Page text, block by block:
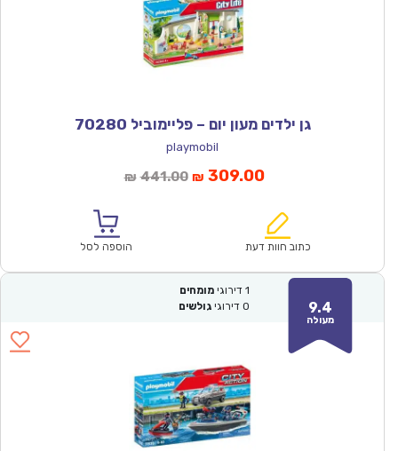
גן ילדים מעון יום – פליימוביל 70280
playmobil
₪ 441.00המחיר
₪441.00.
₪ 309.00המחיר
הוא:
כתוב חוות דעת הוספה לסל
9.4
מעולה
1 דירוגי מומחים
0 דירוגי גולשים